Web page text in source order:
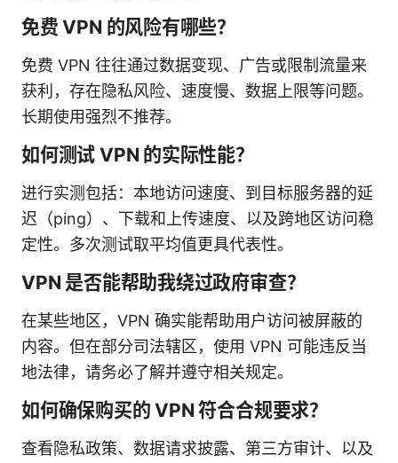
免费 VPN 的风险有哪些？
免费 VPN 往往通过数据变现、广告或限制流量来
获利，存在隐私风险、速度慢、数据上限等问题。
长期使用强烈不推荐。
如何测试 VPN 的实际性能？
进行实测包括：本地访问速度、到目标服务器的延
迟（ping）、下载和上传速度、以及跨地区访问稳
定性。多次测试取平均值更具代表性。
VPN 是否能帮助我绕过政府审查？
在某些地区，VPN 确实能帮助用户访问被屏蔽的
内容。但在部分司法辖区，使用 VPN 可能违反当
地法律，请务必了解并遵守相关规定。
如何确保购买的 VPN 符合合规要求？
查看隐私政策、数据请求披露、第三方审计、以及